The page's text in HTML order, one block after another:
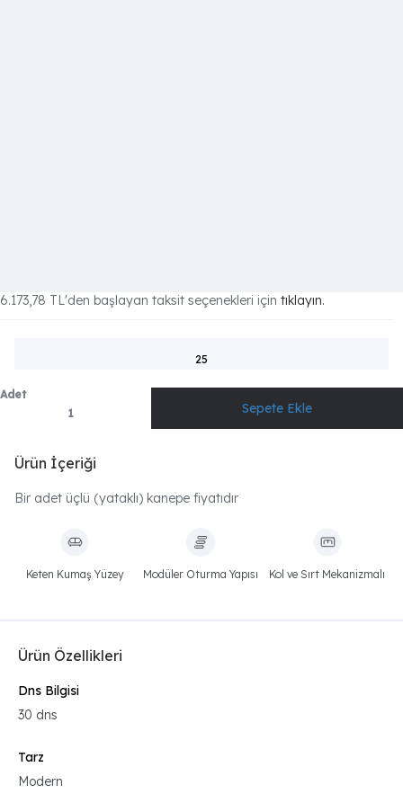
6.173,78 TL'den başlayan taksit seçenekleri için tıklayın.
25
Adet
Ürün İçeriği
Bir adet üçlü (yataklı) kanepe fiyatıdır
Keten Kumaş Yüzey Modüler Oturma Yapısı Kol ve Sırt Mekanizmalı
Ürün Özellikleri
Dns Bilgisi
30 dns
Tarz
Modern